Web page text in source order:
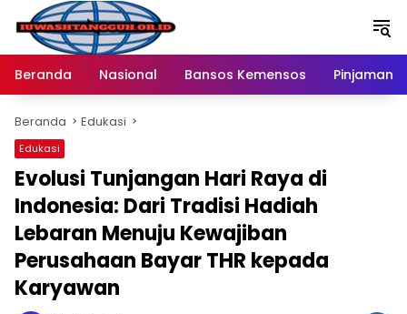
Langsung
konten
Beranda
Nasional Bansos Kemensos Pinjaman
Beranda Edukasi
Edukasi
Evolusi Tunjangan Hari Raya di
Indonesia: Dari Tradisi Hadiah
Lebaran Menuju Kewajiban
Perusahaan Bayar THR kepada
Karyawan